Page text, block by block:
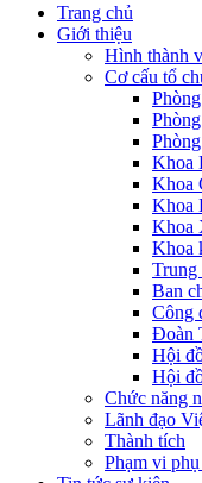
Trang chủ
Giới thiệu
Hình thành
Cơ cấu tổ
Khoa
Khoa
Khoa
Khoa
Khoa
Ban
Công
Đoàn
Hội
Hội
Chức năng
Lãnh đạo
Thành tích
Phạm vi